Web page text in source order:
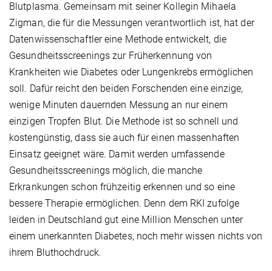
Blutplasma. Gemeinsam mit seiner Kollegin Mihaela
Zigman, die für die Messungen verantwortlich ist, hat der
Datenwissenschaftler eine Methode entwickelt, die
Gesundheitsscreenings zur Früherkennung von
Krankheiten wie Diabetes oder Lungenkrebs ermöglichen
soll. Dafür reicht den beiden Forschenden eine einzige,
wenige Minuten dauernden Messung an nur einem
einzigen Tropfen Blut. Die Methode ist so schnell und
kostengünstig, dass sie auch für einen massenhaften
Einsatz geeignet wäre. Damit werden umfassende
Gesundheitsscreenings möglich, die manche
Erkrankungen schon frühzeitig erkennen und so eine
bessere Therapie ermöglichen. Denn dem RKI zufolge
leiden in Deutschland gut eine Million Menschen unter
einem unerkannten Diabetes, noch mehr wissen nichts von
ihrem Bluthochdruck.